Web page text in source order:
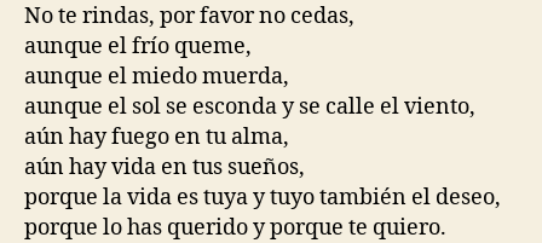
No te rindas, por favor no cedas,
aunque el frío queme,
aunque el miedo muerda,
aunque el sol se esconda y se calle el viento,
aún hay fuego en tu alma,
aún hay vida en tus sueños,
porque la vida es tuya y tuyo también el deseo,
porque lo has querido y porque te quiero.